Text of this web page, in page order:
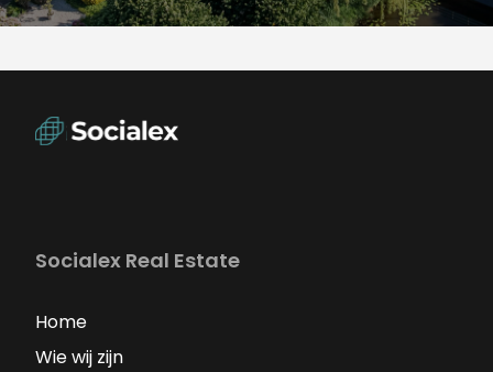
Socialex Real Estate
Home
Wie wij zijn